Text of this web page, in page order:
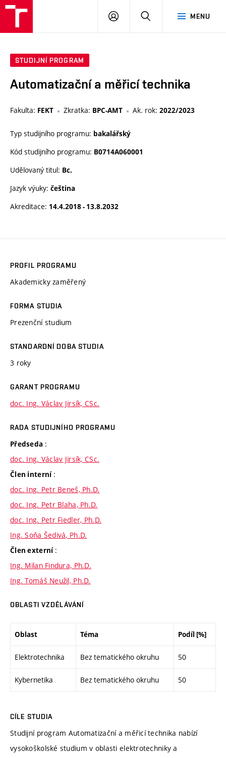
MENU
PŘIHLÁSIT
STUDIJNÍ PROGRAM
Automatizační a měřicí technika
Fakulta: FEKT Zkratka: BPC-AMT Ak. rok: 2022/2023
Typ studijního programu: bakalářský
Kód studijního programu: B0714A060001
Udělovaný titul: Bc.
Jazyk výuky: čeština
Akreditace: 14.4.2018 - 13.8.2032
PROFIL PROGRAMU
Akademicky zaměřený
FORMA STUDIA
Prezenční studium
STANDARDNÍ DOBA STUDIA
3 roky
GARANT PROGRAMU
doc. Ing. Václav Jirsík, CSc.
RADA STUDIJNÍHO PROGRAMU
Předseda :
doc. Ing. Václav Jirsík, CSc.
Člen interní :
doc. Ing. Petr Beneš, Ph.D.
doc. Ing. Petr Blaha, Ph.D.
doc. Ing. Petr Fiedler, Ph.D.
Ing. Soňa Šedivá, Ph.D.
Člen externí :
Ing. Milan Findura, Ph.D.
Ing. Tomáš Neužil, Ph.D.
OBLASTI VZDĚLÁVÁNÍ
Oblast Téma Podíl [%]
Elektrotechnika Bez tematického okruhu 50
Kybernetika Bez tematického okruhu 50
CÍLE STUDIA
Studijní program Automatizační a měřicí technika nabízí
vysokoškolské studium v oblasti elektrotechniky a